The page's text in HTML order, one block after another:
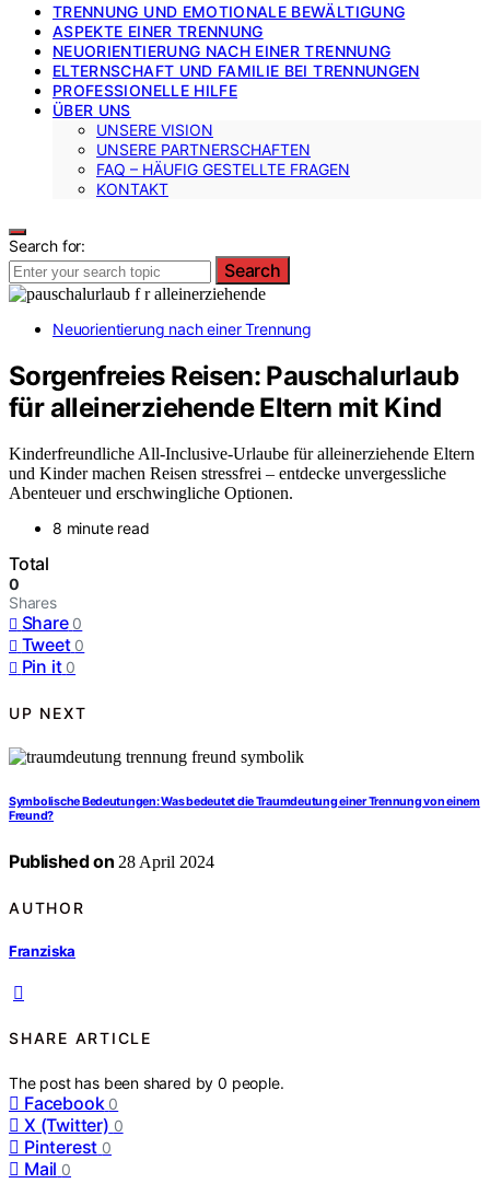
TRENNUNG UND EMOTIONALE BEWÄLTIGUNG
ASPEKTE EINER TRENNUNG
NEUORIENTIERUNG NACH EINER TRENNUNG
ELTERNSCHAFT UND FAMILIE BEI TRENNUNGEN
PROFESSIONELLE HILFE
ÜBER UNS
UNSERE VISION
UNSERE PARTNERSCHAFTEN
FAQ – HÄUFIG GESTELLTE FRAGEN
KONTAKT
Search for:
Search
Neuorientierung nach einer Trennung
Sorgenfreies Reisen: Pauschalurlaub
für alleinerziehende Eltern mit Kind
Kinderfreundliche All-Inclusive-Urlaube für alleinerziehende Eltern
und Kinder machen Reisen stressfrei – entdecke unvergessliche
Abenteuer und erschwingliche Optionen.
8 minute read
Total
0
Shares
Share 0
Tweet 0
Pin it 0
UP NEXT
Symbolische Bedeutungen: Was bedeutet die Traumdeutung einer Trennung von einem
Freund?
Published on 28 April 2024
AUTHOR
Franziska
SHARE ARTICLE
The post has been shared by0 people.
Facebook 0
X (Twitter) 0
Pinterest 0
Mail 0